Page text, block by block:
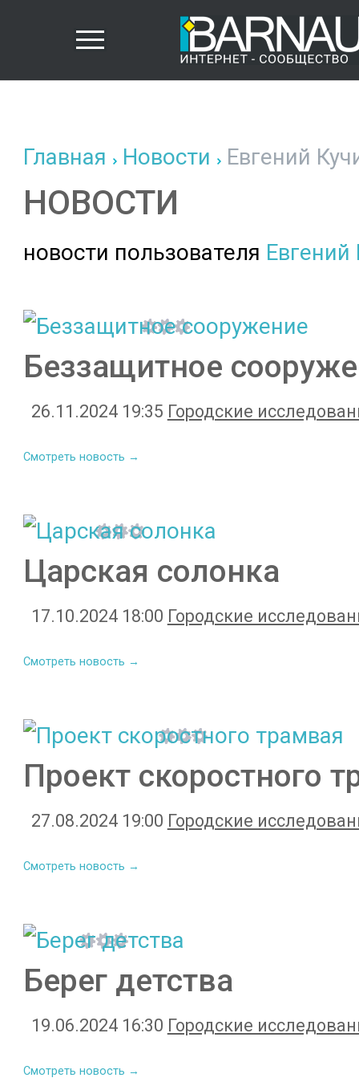
Главная Новости Евгений
НОВОСТИ
новости пользователя Евгений
Беззащитное
26.11.2024 19:35 Городские
Смотреть новость →
Царская солонка
17.10.2024 18:00 Городские
Смотреть новость →
Проект скоростного
27.08.2024 19:00 Городские
Смотреть новость →
Берег детства
19.06.2024 16:30 Городские
Смотреть новость →